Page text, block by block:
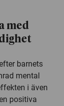
med
barnets
mental
i även
positiva